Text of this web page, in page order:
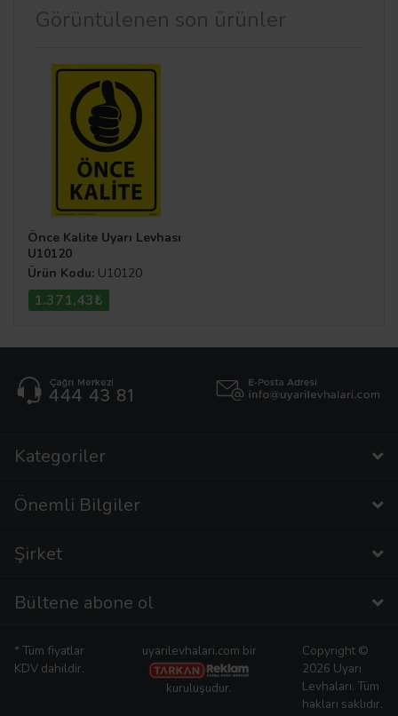
Görüntülenen son ürünler
Önce Kalite Uyarı Levhası
U10120
Ürün Kodu: U10120
1.371,43₺
Kategoriler
Önemli Bilgiler
Şirket
Bültene abone ol
* Tüm fiyatlar
KDV dahildir.
uyarilevhalari.com bir
kuruluşudur.
Copyright ©
2026 Uyarı
Levhaları. Tüm
hakları saklıdır.